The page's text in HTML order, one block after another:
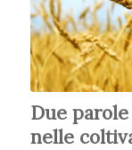
Due
nelle